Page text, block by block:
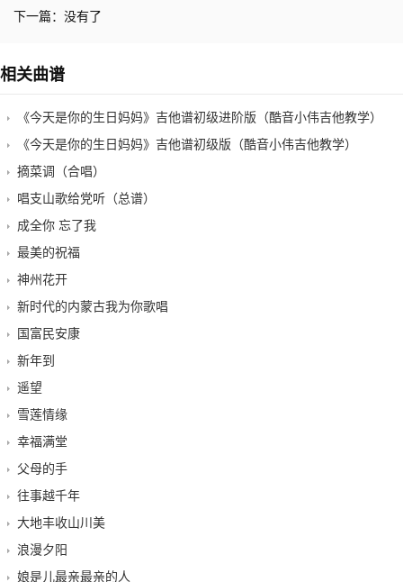
下一篇：没有了
相关曲谱
《今天是你的生日妈妈》吉他谱初级进阶版（酷音小伟吉他教学）
《今天是你的生日妈妈》吉他谱初级版（酷音小伟吉他教学）
摘菜调（合唱）
唱支山歌给党听（总谱）
成全你 忘了我
最美的祝福
神州花开
新时代的内蒙古我为你歌唱
国富民安康
新年到
遥望
雪莲情缘
幸福满堂
父母的手
往事越千年
大地丰收山川美
浪漫夕阳
娘是儿最亲最亲的人